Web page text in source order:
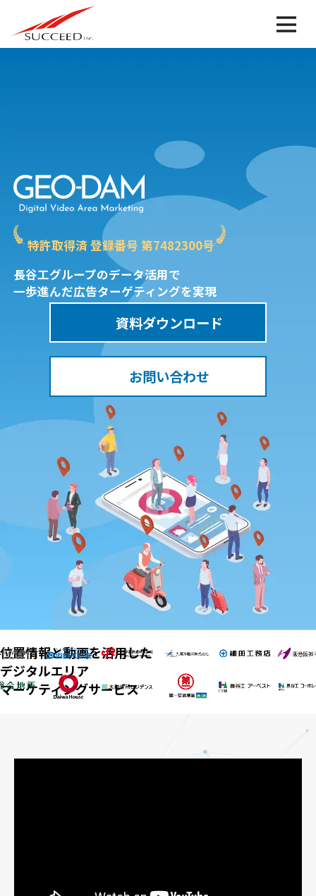
特許取得済 登録番号 第7482300号
位置情報と動画を活用した
デジタルエリア
マーケティングサービス
長谷工グループのデータ活用で
一歩進んだ広告ターゲティングを実現
資料ダウンロード
お問い合わせ